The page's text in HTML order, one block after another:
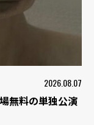
2026.08.07
無料の単独公演